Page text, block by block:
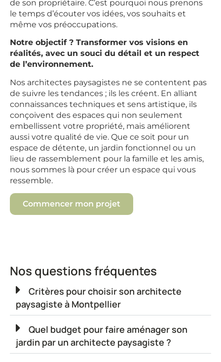
de son propriétaire. C’est pourquoi nous prenons
le temps d’écouter vos idées, vos souhaits et
même vos préoccupations.
Notre objectif ? Transformer vos visions en
réalités, avec un souci du détail et un respect
de l’environnement.
Nos architectes paysagistes ne se contentent pas
de suivre les tendances ; ils les créent. En alliant
connaissances techniques et sens artistique, ils
conçoivent des espaces qui non seulement
embellissent votre propriété, mais améliorent
aussi votre qualité de vie. Que ce soit pour un
espace de détente, un jardin fonctionnel ou un
lieu de rassemblement pour la famille et les amis,
nous sommes là pour créer un espace qui vous
ressemble.
Commencer mon projet
Nos questions fréquentes
Critères pour choisir son architecte
paysagiste à Montpellier
Quel budget pour faire aménager son
jardin par un architecte paysagiste ?